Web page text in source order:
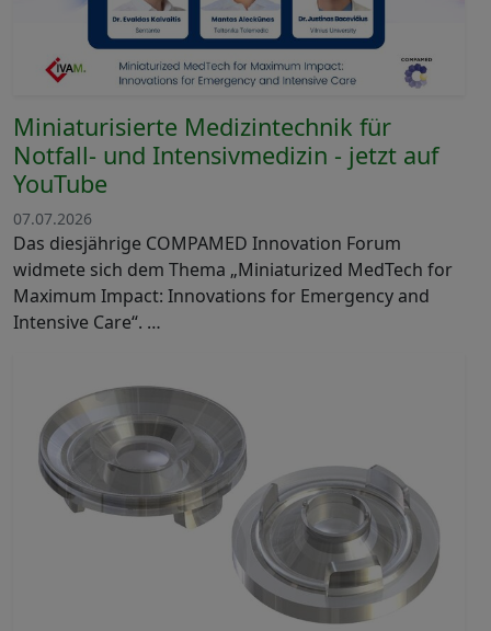
Miniaturisierte Medizintechnik für
Notfall- und Intensivmedizin - jetzt auf
YouTube
07.07.2026
Das diesjährige COMPAMED Innovation Forum
widmete sich dem Thema „Miniaturized MedTech for
Maximum Impact: Innovations for Emergency and
Intensive Care“. …